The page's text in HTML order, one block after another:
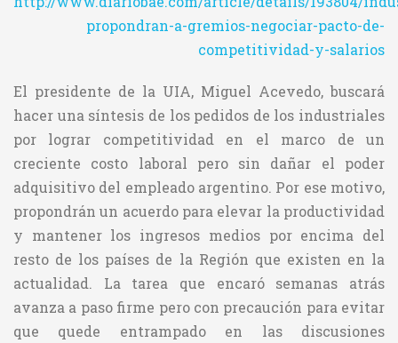
propondran-a-gremios-negociar-pacto-de-
competitividad-y-salarios
El presidente de la UIA, Miguel Acevedo, buscará
hacer una síntesis de los pedidos de los industriales
por lograr competitividad en el marco de un
creciente costo laboral pero sin dañar el poder
adquisitivo del empleado argentino. Por ese motivo,
propondrán un acuerdo para elevar la productividad
y mantener los ingresos medios por encima del
resto de los países de la Región que existen en la
actualidad. La tarea que encaró semanas atrás
avanza a paso firme pero con precaución para evitar
que quede entrampado en las discusiones